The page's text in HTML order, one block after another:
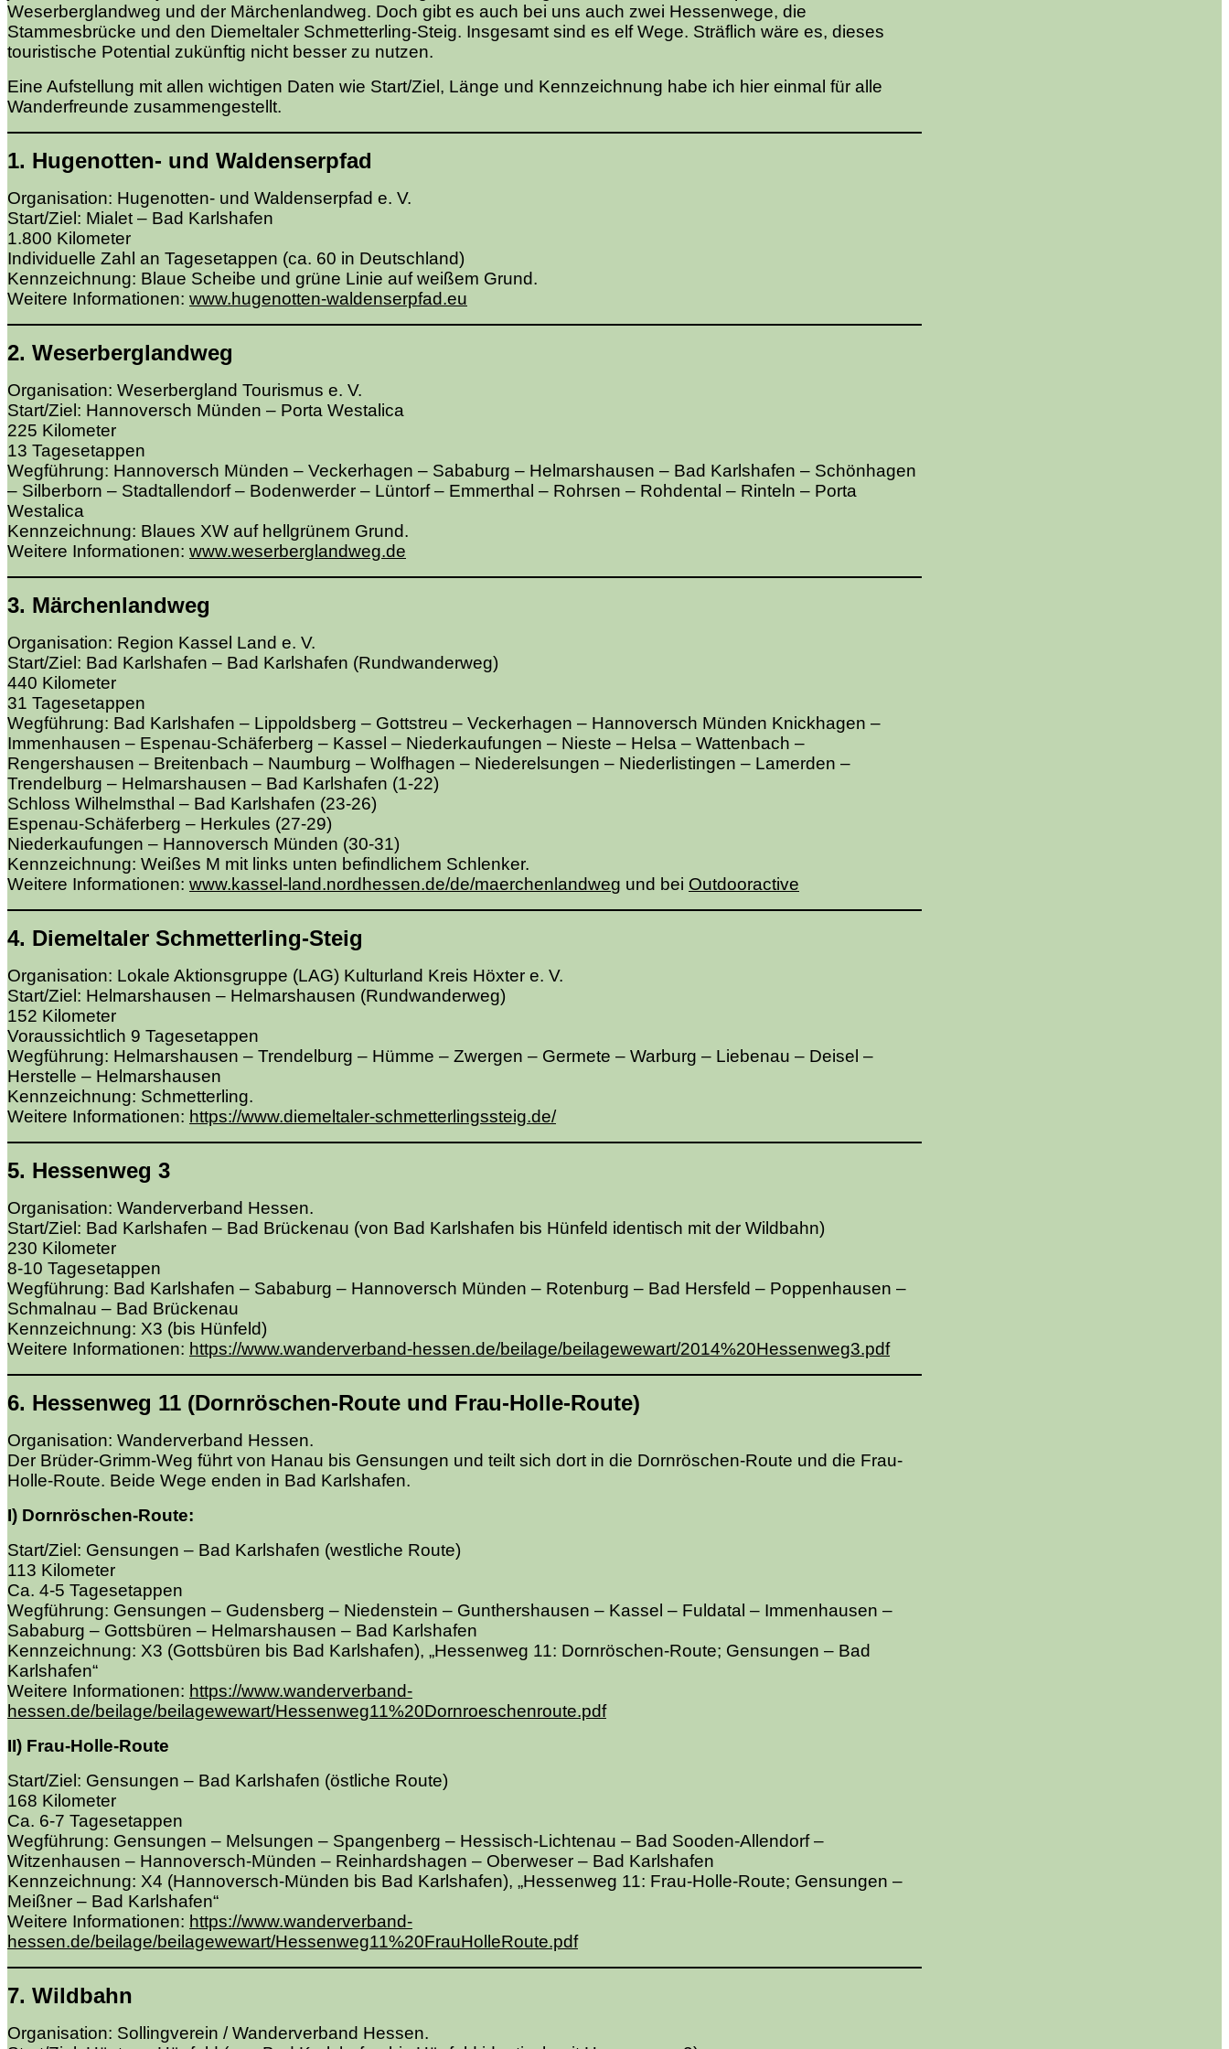
Weserberglandweg und der Märchenlandweg. Doch gibt es auch bei uns auch zwei Hessenwege, die
Stammesbrücke und den Diemeltaler Schmetterling-Steig. Insgesamt sind es elf Wege. Sträflich wäre es, dieses
touristische Potential zukünftig nicht besser zu nutzen.
Eine Aufstellung mit allen wichtigen Daten wie Start/Ziel, Länge und Kennzeichnung habe ich hier einmal für alle
Wanderfreunde zusammengestellt.
1. Hugenotten- und Waldenserpfad
Organisation: Hugenotten- und Waldenserpfad e. V.
Start/Ziel: Mialet – Bad Karlshafen
1.800 Kilometer
Individuelle Zahl an Tagesetappen (ca. 60 in Deutschland)
Kennzeichnung: Blaue Scheibe und grüne Linie auf weißem Grund.
Weitere Informationen: www.hugenotten-waldenserpfad.eu
2. Weserberglandweg
Organisation: Weserbergland Tourismus e. V.
Start/Ziel: Hannoversch Münden – Porta Westalica
225 Kilometer
13 Tagesetappen
Wegführung: Hannoversch Münden – Veckerhagen – Sababurg – Helmarshausen – Bad Karlshafen – Schönhagen
– Silberborn – Stadtallendorf – Bodenwerder – Lüntorf – Emmerthal – Rohrsen – Rohdental – Rinteln – Porta
Westalica
Kennzeichnung: Blaues XW auf hellgrünem Grund.
Weitere Informationen: www.weserberglandweg.de
3. Märchenlandweg
Organisation: Region Kassel Land e. V.
Start/Ziel: Bad Karlshafen – Bad Karlshafen (Rundwanderweg)
440 Kilometer
31 Tagesetappen
Wegführung: Bad Karlshafen – Lippoldsberg – Gottstreu – Veckerhagen – Hannoversch Münden Knickhagen –
Immenhausen – Espenau-Schäferberg – Kassel – Niederkaufungen – Nieste – Helsa – Wattenbach –
Rengershausen – Breitenbach – Naumburg – Wolfhagen – Niederelsungen – Niederlistingen – Lamerden –
Trendelburg – Helmarshausen – Bad Karlshafen (1-22)
Schloss Wilhelmsthal – Bad Karlshafen (23-26)
Espenau-Schäferberg – Herkules (27-29)
Niederkaufungen – Hannoversch Münden (30-31)
Kennzeichnung: Weißes M mit links unten befindlichem Schlenker.
Weitere Informationen: www.kassel-land.nordhessen.de/de/maerchenlandweg und bei Outdooractive
4. Diemeltaler Schmetterling-Steig
Organisation: Lokale Aktionsgruppe (LAG) Kulturland Kreis Höxter e. V.
Start/Ziel: Helmarshausen – Helmarshausen (Rundwanderweg)
152 Kilometer
Voraussichtlich 9 Tagesetappen
Wegführung: Helmarshausen – Trendelburg – Hümme – Zwergen – Germete – Warburg – Liebenau – Deisel –
Herstelle – Helmarshausen
Kennzeichnung: Schmetterling.
Weitere Informationen: https://www.diemeltaler-schmetterlingssteig.de/
5. Hessenweg 3
Organisation: Wanderverband Hessen.
Start/Ziel: Bad Karlshafen – Bad Brückenau (von Bad Karlshafen bis Hünfeld identisch mit der Wildbahn)
230 Kilometer
8-10 Tagesetappen
Wegführung: Bad Karlshafen – Sababurg – Hannoversch Münden – Rotenburg – Bad Hersfeld – Poppenhausen –
Schmalnau – Bad Brückenau
Kennzeichnung: X3 (bis Hünfeld)
Weitere Informationen: https://www.wanderverband-hessen.de/beilage/beilagewewart/2014%20Hessenweg3.pdf
6. Hessenweg 11 (Dornröschen-Route und Frau-Holle-Route)
Organisation: Wanderverband Hessen.
Der Brüder-Grimm-Weg führt von Hanau bis Gensungen und teilt sich dort in die Dornröschen-Route und die Frau-
Holle-Route. Beide Wege enden in Bad Karlshafen.
I) Dornröschen-Route:
Start/Ziel: Gensungen – Bad Karlshafen (westliche Route)
113 Kilometer
Ca. 4-5 Tagesetappen
Wegführung: Gensungen – Gudensberg – Niedenstein – Gunthershausen – Kassel – Fuldatal – Immenhausen –
Sababurg – Gottsbüren – Helmarshausen – Bad Karlshafen
Kennzeichnung: X3 (Gottsbüren bis Bad Karlshafen), „Hessenweg 11: Dornröschen-Route; Gensungen – Bad
Karlshafen“
Weitere Informationen: https://www.wanderverband-
hessen.de/beilage/beilagewewart/Hessenweg11%20Dornroeschenroute.pdf
II) Frau-Holle-Route
Start/Ziel: Gensungen – Bad Karlshafen (östliche Route)
168 Kilometer
Ca. 6-7 Tagesetappen
Wegführung: Gensungen – Melsungen – Spangenberg – Hessisch-Lichtenau – Bad Sooden-Allendorf –
Witzenhausen – Hannoversch-Münden – Reinhardshagen – Oberweser – Bad Karlshafen
Kennzeichnung: X4 (Hannoversch-Münden bis Bad Karlshafen), „Hessenweg 11: Frau-Holle-Route; Gensungen –
Meißner – Bad Karlshafen“
Weitere Informationen: https://www.wanderverband-
hessen.de/beilage/beilagewewart/Hessenweg11%20FrauHolleRoute.pdf
7. Wildbahn
Organisation: Sollingverein / Wanderverband Hessen.